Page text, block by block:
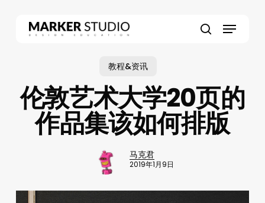
Menu
教程&资讯
伦敦艺术大学20页的
作品集该如何排版
马克君
2019年1月9日